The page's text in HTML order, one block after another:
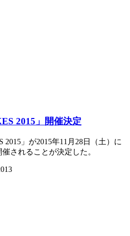
2015」開催決定
2015」が2015年11月28日（土）に
されることが決定した。